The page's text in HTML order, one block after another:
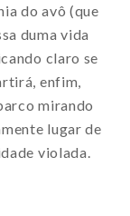
do avô (que
duma vida
claro se
enfim,
mirando
lugar de
violada.